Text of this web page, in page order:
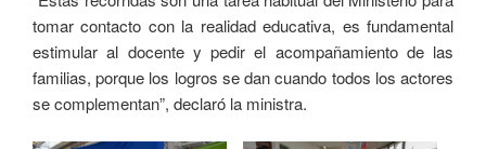
tomar contacto con la realidad educativa, es fundamental
estimular al docente y pedir el acompañamiento de las
familias, porque los logros se dan cuando todos los actores
se complementan”, declaró la ministra.